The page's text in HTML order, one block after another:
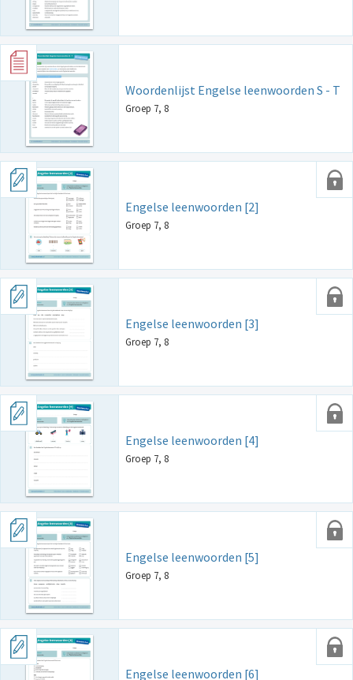
Woordenlijst Engelse leenwoorden S - T
Groep 7, 8
Engelse leenwoorden [2]
Groep 7, 8
Engelse leenwoorden [3]
Groep 7, 8
Engelse leenwoorden [4]
Groep 7, 8
Engelse leenwoorden [5]
Groep 7, 8
Engelse leenwoorden [6]